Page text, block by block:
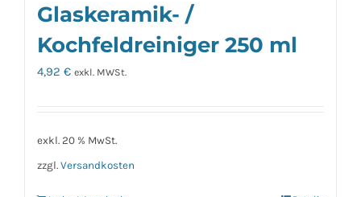
Glaskeramik- /
Kochfeldreiniger 250 ml
4,92 € exkl. MWSt.
exkl. 20 % MwSt.
zzgl. Versandkosten